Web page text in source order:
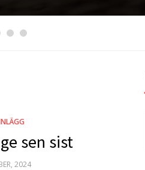
sen sist
2024